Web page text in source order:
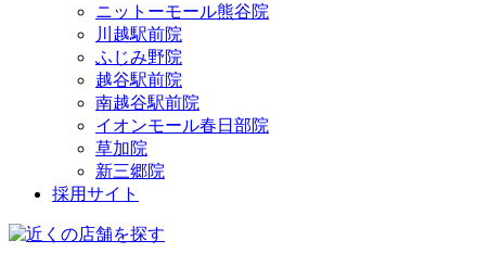
ニットーモール熊谷院
川越駅前院
ふじみ野院
越谷駅前院
南越谷駅前院
イオンモール春日部院
草加院
新三郷院
採用サイト